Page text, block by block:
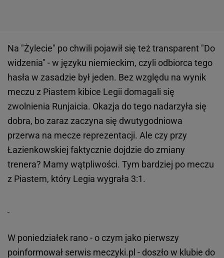
Na "Żylecie" po chwili pojawił się też transparent "Do
widzenia" - w języku niemieckim, czyli odbiorca tego
hasła w zasadzie był jeden. Bez względu na wynik
meczu z Piastem kibice Legii domagali się
zwolnienia Runjaicia. Okazja do tego nadarzyła się
dobra, bo zaraz zaczyna się dwutygodniowa
przerwa na mecze reprezentacji. Ale czy przy
Łazienkowskiej faktycznie dojdzie do zmiany
trenera? Mamy wątpliwości. Tym bardziej po meczu
z Piastem, który Legia wygrała 3:1.
W poniedziałek rano - o czym jako pierwszy
poinformował serwis meczyki.pl - doszło w klubie do